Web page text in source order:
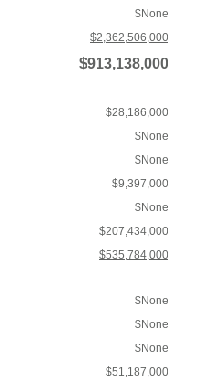
$None
$2,362,506,000
$913,138,000
$28,186,000
$None
$None
$9,397,000
$None
$207,434,000
$535,784,000
$None
$None
$None
$51,187,000